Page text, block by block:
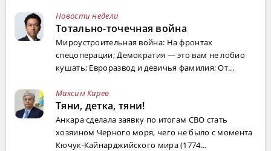
Новости недели
Тотально-точечная война
Мироустроительная война: На фронтах
спецоперации; Демократия — это вам не лобио
кушать; Евроразвод и девичья фамилия; От...
Максим Карев
Тяни, детка, тяни!
Анкара сделала заявку по итогам СВО стать
хозяином Черного моря, чего не было с момента
Кючук-Кайнарджийского мира (1774...